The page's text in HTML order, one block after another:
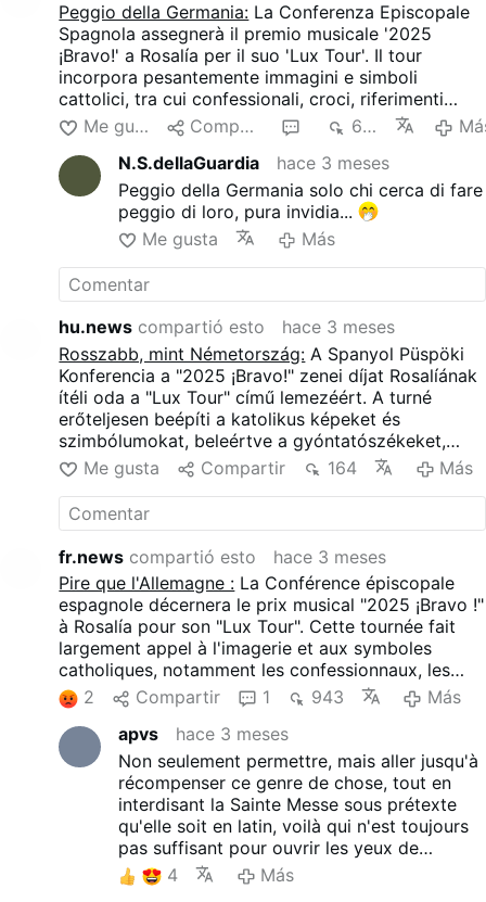
Peggio della Germania: La Conferenza Episcopale
Spagnola assegnerà il premio musicale '2025
¡Bravo!' a Rosalía per il suo 'Lux Tour'. Il tour
incorpora pesantemente immagini e simboli
cattolici, tra cui confessionali, croci, riferimenti
mariani, processioni e una versione scenica
dell'enorme incensiere di Santiago de Compostela.
Questi elementi sono combinati con un'estetica da
nightclub, provocazioni sessuali e reinterpretazioni
di temi religiosi.
Me gusta Compartir 663
N.S.dellaGuardia
hace 3 meses
Peggio della Germania solo chi cerca di fare
peggio di loro, pura invidia...
Me gusta
Más
hu.news compartió esto
hace 3 meses
Rosszabb, mint Németország: A Spanyol Püspöki
Konferencia a "2025 ¡Bravo!" zenei díjat Rosalíának
ítéli oda a "Lux Tour" című lemezéért. A turné
erőteljesen beépíti a katolikus képeket és
szimbólumokat, beleértve a gyóntatószékeket,
kereszteket, Mária-utalásokat, körmeneteket és a
Santiago de Compostela-i hatalmas füstölőtartó
színpadi változatát. Ezeket az elemeket éjszakai
klubesztétikával, szexuális provokációval és a
vallási témák újraértelmezésével kombinálják.
Me gusta Compartir 164 Más
fr.news compartió esto
hace 3 meses
Pire que l'Allemagne : La Conférence épiscopale
espagnole décernera le prix musical "2025 ¡Bravo !"
à Rosalía pour son "Lux Tour". Cette tournée fait
largement appel à l'imagerie et aux symboles
catholiques, notamment les confessionnaux, les
croix, les références mariales, les processions et
une version scénique de l'énorme brûleur d'encens
de Saint-Jacques-de-Compostelle. Ces éléments
sont combinés à l'esthétique des boîtes de nuit, à
la provocation sexuelle et à la réinterprétation des
thèmes religieux.
2 Compartir 1 943
Más
apvs
hace 3 meses
Non seulement permettre, mais aller jusqu'à
récompenser ce genre de chose, tout en
interdisant la Sainte Messe sous prétexte
qu'elle soit en latin, voilà qui n'est toujours
pas suffisant pour ouvrir les yeux de
certains de nos frères.
4 Más